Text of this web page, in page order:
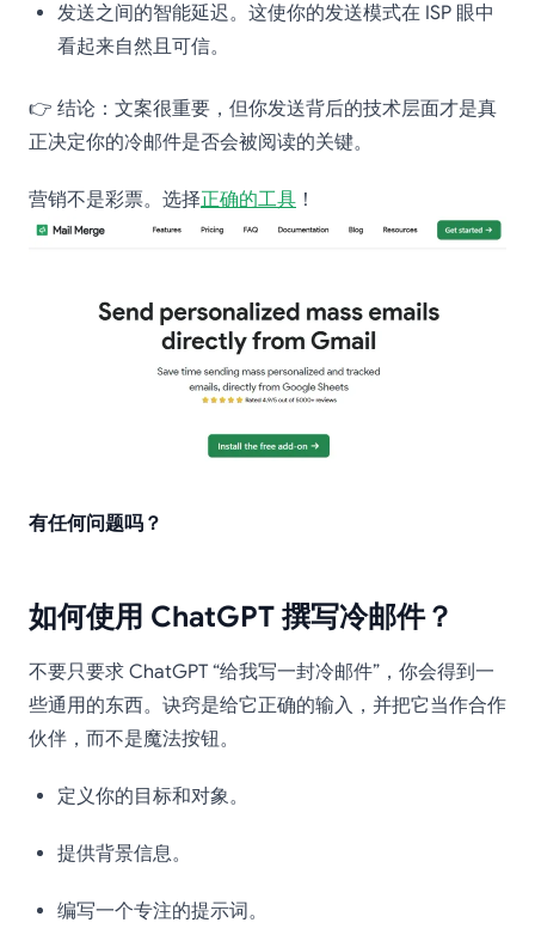
发送之间的智能延迟。这使你的发送模式在 ISP 眼中
看起来自然且可信。
👉 结论：文案很重要，但你发送背后的技术层面才是真
正决定你的冷邮件是否会被阅读的关键。
营销不是彩票。选择正确的工具 ！
有任何问题吗？
如何使用 ChatGPT 撰写冷邮件？
不要只要求 ChatGPT “给我写一封冷邮件”，你会得到一
些通用的东西。诀窍是给它正确的输入，并把它当作合作
伙伴，而不是魔法按钮。
定义你的目标和对象。
提供背景信息。
编写一个专注的提示词。